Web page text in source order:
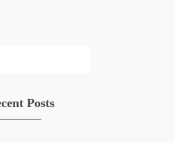
Posts